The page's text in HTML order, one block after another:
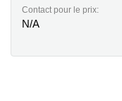
Contact pour le prix:
N/A